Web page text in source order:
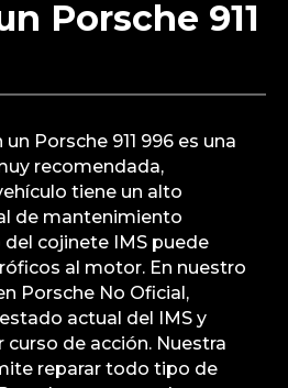
Porsche 911
Porsche 911 996 es una
recomendada,
tiene un alto
de mantenimiento
cojinete IMS puede
al motor. En nuestro
Porsche No Oficial,
actual del IMS y
de acción. Nuestra
reparar todo tipo de